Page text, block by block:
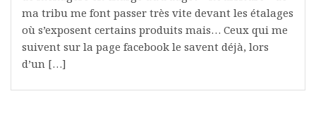
ma tribu me font passer très vite devant les étalages
où s’exposent certains produits mais… Ceux qui me
suivent sur la page facebook le savent déjà, lors
d’un […]